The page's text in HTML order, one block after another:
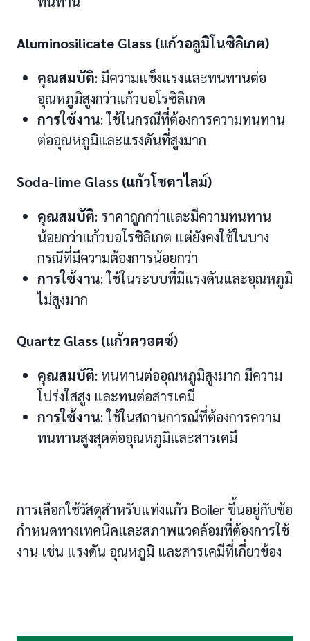
Aluminosilicate Glass (แก้วอลูมิโนซิลิเกต)
คุณสมบัติ: มีความแข็งแรงและทนทานต่อ
อุณหภูมิสูงกว่าแก้วบอโรซิลิเกต
การใช้งาน: ใช้ในกรณีที่ต้องการความทนทาน
ต่ออุณหภูมิและแรงดันที่สูงมาก
Soda-lime Glass (แก้วโซดาไลม์)
คุณสมบัติ: ราคาถูกกว่าและมีความทนทาน
น้อยกว่าแก้วบอโรซิลิเกต แต่ยังคงใช้ในบาง
กรณีที่มีความต้องการน้อยกว่า
การใช้งาน: ใช้ในระบบที่มีแรงดันและอุณหภูมิ
ไม่สูงมาก
Quartz Glass (แก้วควอตซ์)
คุณสมบัติ: ทนทานต่ออุณหภูมิสูงมาก มีความ
โปร่งใสสูง และทนต่อสารเคมี
การใช้งาน: ใช้ในสถานการณ์ที่ต้องการความ
ทนทานสูงสุดต่ออุณหภูมิและสารเคมี
การเลือกใช้วัสดุสำหรับแท่งแก้ว Boiler ขึ้นอยู่กับข้อ
กำหนดทางเทคนิคและสภาพแวดล้อมที่ต้องการใช้
งาน เช่น แรงดัน อุณหภูมิ และสารเคมีที่เกี่ยวข้อง